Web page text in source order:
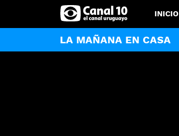
INICIO
LA MAÑANA EN CASA